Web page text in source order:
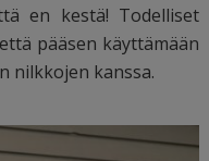
en kestä! Todelliset
pääsen käyttämään
nilkkojen kanssa.